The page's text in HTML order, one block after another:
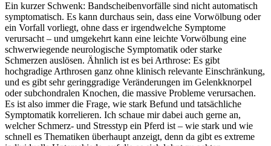
Ein kurzer Schwenk: Bandscheibenvorfälle sind nicht automatisch
symptomatisch. Es kann durchaus sein, dass eine Vorwölbung oder
ein Vorfall vorliegt, ohne dass er irgendwelche Symptome
verursacht – und umgekehrt kann eine leichte Vorwölbung eine
schwerwiegende neurologische Symptomatik oder starke
Schmerzen auslösen. Ähnlich ist es bei Arthrose: Es gibt
hochgradige Arthrosen ganz ohne klinisch relevante Einschränkung,
und es gibt sehr geringgradige Veränderungen im Gelenkknorpel
oder subchondralen Knochen, die massive Probleme verursachen.
Es ist also immer die Frage, wie stark Befund und tatsächliche
Symptomatik korrelieren. Ich schaue mir dabei auch gerne an,
welcher Schmerz- und Stresstyp ein Pferd ist – wie stark und wie
schnell es Thematiken überhaupt anzeigt, denn da gibt es extreme